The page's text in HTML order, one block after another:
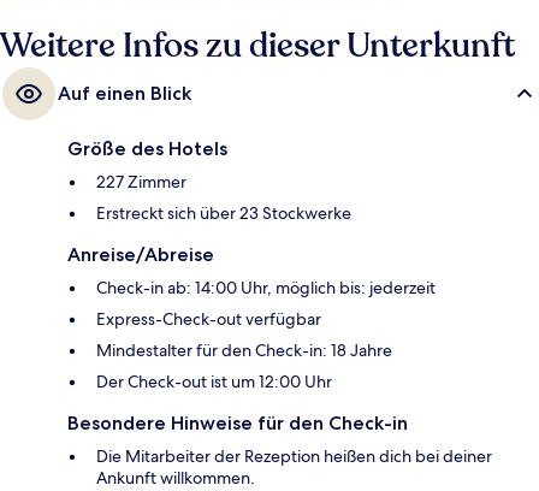
Weitere Infos zu dieser Unterkunft
Auf einen Blick
Größe des Hotels
227 Zimmer
Erstreckt sich über 23 Stockwerke
Anreise/Abreise
Check-in ab: 14:00 Uhr, möglich bis: jederzeit
Express-Check-out verfügbar
Mindestalter für den Check-in: 18 Jahre
Der Check-out ist um 12:00 Uhr
Besondere Hinweise für den Check-in
Die Mitarbeiter der Rezeption heißen dich bei deiner
Ankunft willkommen.